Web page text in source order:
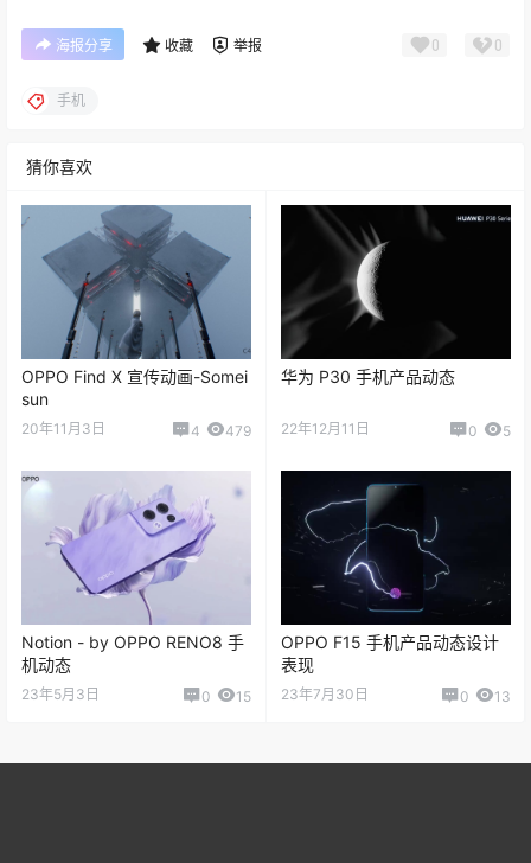
海报分享 收藏 举报 0 0
手机
猜你喜欢
OPPO Find X 宣传动画-Somei
sun
20年11月3日 4 479
华为 P30 手机产品动态
22年12月11日 0 5
Notion - by OPPO RENO8 手
机动态
23年5月3日 0 15
OPPO F15 手机产品动态设计
表现
23年7月30日 0 13